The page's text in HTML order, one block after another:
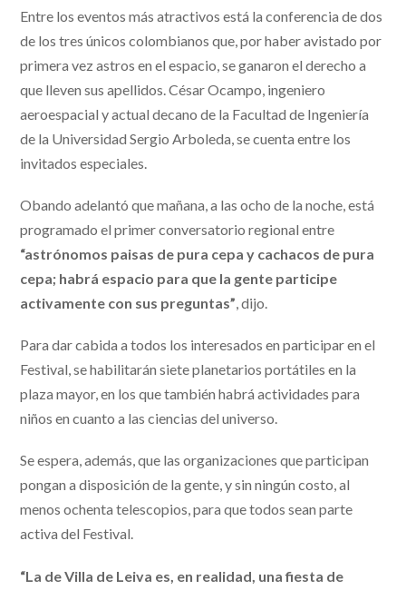
Entre los eventos más atractivos está la conferencia de dos
de los tres únicos colombianos que, por haber avistado por
primera vez astros en el espacio, se ganaron el derecho a
que lleven sus apellidos. César Ocampo, ingeniero
aeroespacial y actual decano de la Facultad de Ingeniería
de la Universidad Sergio Arboleda, se cuenta entre los
invitados especiales.
Obando adelantó que mañana, a las ocho de la noche, está
programado el primer conversatorio regional entre
“astrónomos paisas de pura cepa y cachacos de pura
cepa; habrá espacio para que la gente participe
activamente con sus preguntas”, dijo.
Para dar cabida a todos los interesados en participar en el
Festival, se habilitarán siete planetarios portátiles en la
plaza mayor, en los que también habrá actividades para
niños en cuanto a las ciencias del universo.
Se espera, además, que las organizaciones que participan
pongan a disposición de la gente, y sin ningún costo, al
menos ochenta telescopios, para que todos sean parte
activa del Festival.
“La de Villa de Leiva es, en realidad, una fiesta de